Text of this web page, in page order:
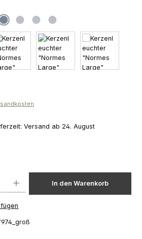
Versand ab 24. August
nicht verfügbar.)
In den Warenkorb